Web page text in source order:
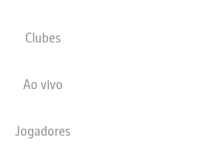
Clubes
Ao vivo
Jogadores